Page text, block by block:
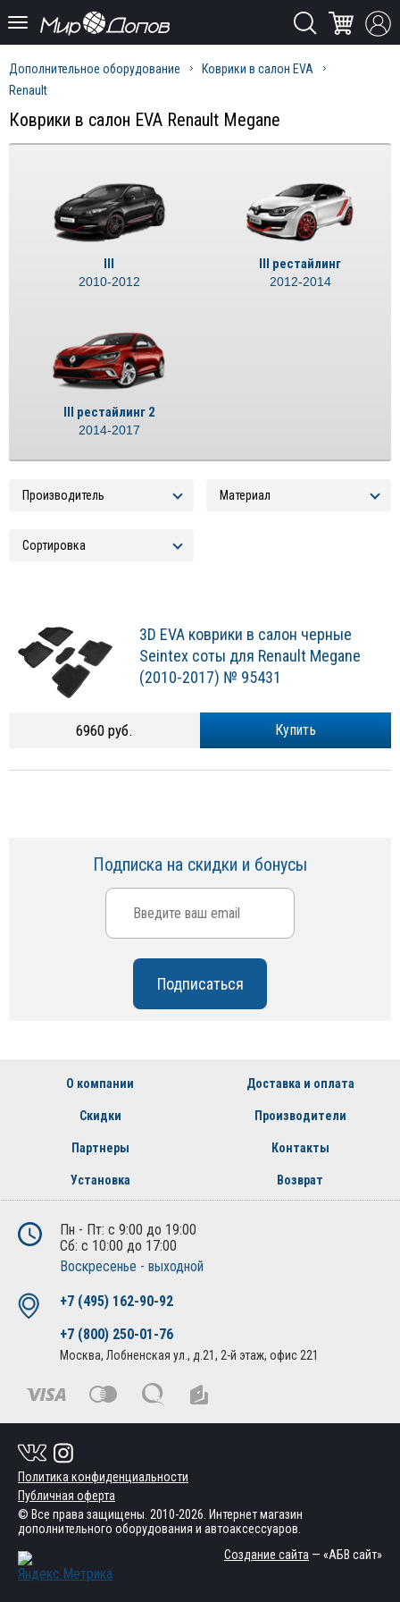
Дополнительное оборудование
Коврики в салон EVA
Renault
Коврики в салон EVA Renault Megane
III
2010-2012
III рестайлинг
2012-2014
III рестайлинг 2
2014-2017
3D EVA коврики в салон черные
Seintex соты для Renault Megane
(2010-2017) № 95431
Купить
6960 руб.
Подписка на скидки и бонусы
О компании Доставка и оплата
Скидки Производители
Партнеры Контакты
Установка Возврат
Пн - Пт: с 9:00 до 19:00
Сб: с 10:00 до 17:00
Воскресенье - выходной
+7 (495) 162-90-92
+7 (800) 250-01-76
Москва, Лобненская ул., д.21, 2-й этаж, офис 221
Политика конфиденциальности
Публичная оферта
© Все права защищены. 2010-2026. Интернет магазин
дополнительного оборудования и автоаксессуаров.
Создание сайта — «АБВ сайт»